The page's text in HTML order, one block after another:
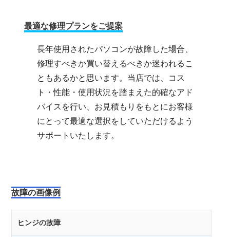
最適な修理プランをご提案
長年使用されたパソコンが故障した場合、
修理すべきか買い替えるべきか迷われるこ
ともあるかと思います。当店では、コス
ト・性能・使用状況を踏まえた的確なアド
バイスを行い、お見積もりをもとにお客様
にとって最適な選択をしていただけるよう
サポートいたします。
故障の画像例
ヒンジの故障